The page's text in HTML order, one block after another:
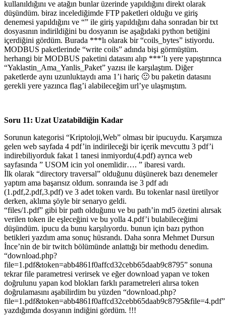
kullanıldığını ve atağın bunlar üzerinde yapıldığını direkt olarak
düşündüm. biraz incelediğimde FTP paketleri olduğu ve giriş
denemesi yapıldığını ve “” ile giriş yapıldığını daha sonradan bir txt
dosyasının indirildiğini bu dosyanın ise aşağıdaki python betiğini
içerdiğini gördüm. Burada ***lı olarak bir “coils_bytes” istiyordu.
MODBUS paketlerinde “write coils” adında bişi görmüştüm.
herhangi bir MODBUS paketini datasını alıp ***’lı yere yapıştırınca
“Yaklastin_Ama_Yanlis_Paket” yazısı ile karşılaştım. Diğer
paketlerde aynı uzunluktaydı ama 1’i hariç 🙂 bu paketin datasını
gerekli yere yazınca flag’i alabileceğim url’ye ulaşmıştım.
Soru 11: Uzat Uzatabildiğin Kadar
Sorunun kategorisi “Kriptoloji,Web” olması bir ipucuydu. Karşımıza
gelen web sayfada 4 pdf’in indirileceği bir içerik mevcuttu 3 pdf’i
indirebiliyorduk fakat 1 tanesi inmiyordu(4.pdf) ayrıca web
sayfasında ” USOM icin yol onemlidir…. ” ibaresi vardı.
İlk olarak “directory traversal” olduğunu düşünerek bazı denemeler
yaptım ama başarısız oldum. sonraında ise 3 pdf adı
(1.pdf,2.pdf,3.pdf) ve 3 adet token vardı. Bu tokenlar nasıl üretilyor
derken, aklıma şöyle bir senaryo geldi.
“files/1.pdf” gibi bir path olduğunu ve bu path’in md5 özetini alırsak
verilen token ile eşleceğini ve bu yolla 4.pdf’i bulabileceğimi
düşündüm. ipucu da bunu karşılıyordu. bunun için bazı python
betikleri yazdım ama sonuç hüsrandı. Daha sonra Mehmet Dursun
İnce’nin de bir twitch bölümünde anlattığı bir methodu denedim.
“download.php?
file=1.pdf&token=abb4861f0affcd32cebb65daab9c8795” sonuna
tekrar file parametresi verirsek ve eğer download yapan ve token
doğrulunu yapan kod blokları farklı parametreleri alırsa token
doğrulamasını aşabilirdim bu yüzden “download.php?
file=1.pdf&token=abb4861f0affcd32cebb65daab9c8795&file=4.pdf”
yazdığımda dosyanın indiğini gördüm. !!!